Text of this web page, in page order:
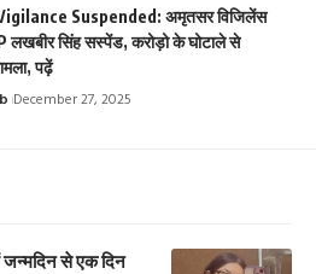
Suspended: अमृतसर विजिलेंस
लखबीर सिंह सस्पेंड, करोड़ो के घोटाले से
पढ़ें
December 27, 2025
जन्मदिन से एक दिन